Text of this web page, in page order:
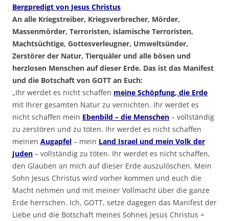
Bergpredigt von Jesus Christus
An alle Kriegstreiber, Kriegsverbrecher, Mörder,
Massenmörder, Terroristen, islamische Terroristen,
Machtsüchtige, Gottesverleugner, Umweltsünder,
Zerstörer der Natur, Tierquäler und alle bösen und
herzlosen Menschen auf dieser Erde. Das ist das Manifest
und die Botschaft von GOTT an Euch:
„Ihr werdet es nicht schaffen meine Schöpfung, die Erde
mit Ihrer gesamten Natur zu vernichten. Ihr werdet es
nicht schaffen mein Ebenbild – die Menschen – vollständig
zu zerstören und zu töten. Ihr werdet es nicht schaffen
meinen Augapfel – mein Land Israel und mein Volk der
Juden – vollständig zu töten. Ihr werdet es nicht schaffen,
den Glauben an mich auf dieser Erde auszulöschen. Mein
Sohn Jesus Christus wird vorher kommen und euch die
Macht nehmen und mit meiner Vollmacht über die ganze
Erde herrschen. Ich, GOTT, setze dagegen das Manifest der
Liebe und die Botschaft meines Sohnes Jesus Christus =